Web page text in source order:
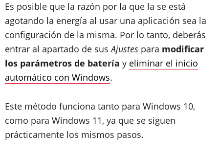
Es posible que la razón por la que la se está
agotando la energía al usar una aplicación sea la
configuración de la misma. Por lo tanto, deberás
entrar al apartado de susAjustes para modificar
los parámetros de batería y eliminar el inicio
automático con Windows.
Este método funciona tanto para Windows 10,
como para Windows 11, ya que se siguen
prácticamente los mismos pasos.